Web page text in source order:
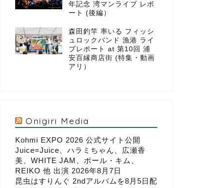
年記念 湾マンライブ レポ
ート (後編）
森田釣竿 率いる フィッシ
ュロックバンド 漁港 ライ
ブレポート at 第10回 浦
安百縁商店街 (特集・動画
アリ）
Onigiri Media
Kohmi EXPO 2026 公式サイト公開
Juice=Juice、ハラミちゃん、広瀬香
美、WHITE JAM、ポール・キム、
REIKO 他 出演 2026年8月7日
昆虫はすりんぐ 2ndアルバムを8月5日配